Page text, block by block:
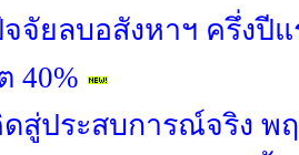
จัยลบอสังหาฯ ครึ่งปี
40%
สู่ประสบการณ์จริง พ